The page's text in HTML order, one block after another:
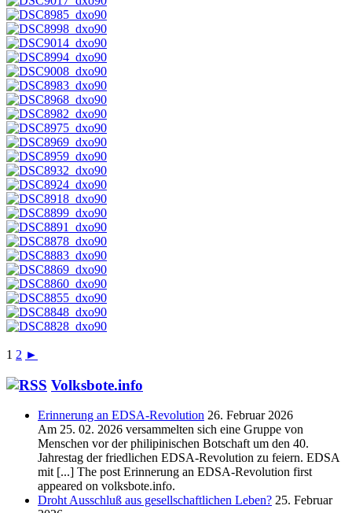
1 2 ►
Volksbote.info
Erinnerung an EDSA-Revolution 26. Februar 2026
Am 25. 02. 2026 versammelten sich eine Gruppe von
Menschen vor der philipinischen Botschaft um den 40.
Jahrestag der friedlichen EDSA-Revolution zu feiern. EDSA
mit [...] The post Erinnerung an EDSA-Revolution first
appeared on volksbote.info.
Droht Ausschluß aus gesellschaftlichen Leben? 25. Februar